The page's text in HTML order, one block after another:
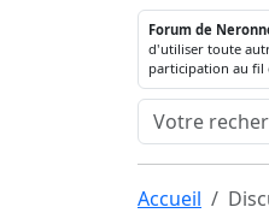
Forum de
d'utiliser toute
participation au fil
Accueil